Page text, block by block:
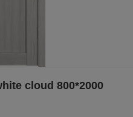
cloud 800*2000